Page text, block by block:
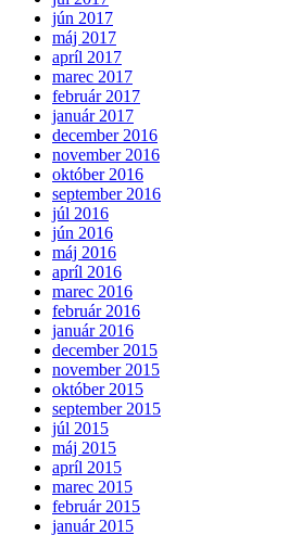
jún 2017
máj 2017
apríl 2017
marec 2017
február 2017
január 2017
december 2016
november 2016
október 2016
september 2016
júl 2016
jún 2016
máj 2016
apríl 2016
marec 2016
február 2016
január 2016
december 2015
november 2015
október 2015
september 2015
júl 2015
máj 2015
apríl 2015
marec 2015
február 2015
január 2015